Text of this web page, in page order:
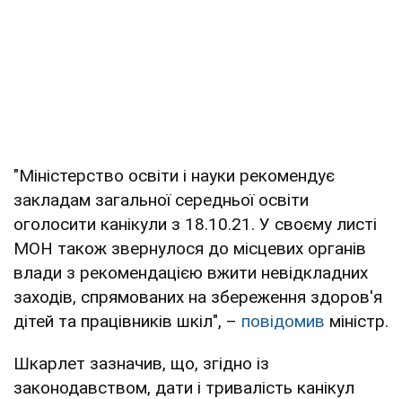
"Міністерство освіти і науки рекомендує
закладам загальної середньої освіти
оголосити канікули з 18.10.21. У своєму листі
МОН також звернулося до місцевих органів
влади з рекомендацією вжити невідкладних
заходів, спрямованих на збереження здоров'я
дітей та працівників шкіл", – повідомив міністр.
Шкарлет зазначив, що, згідно із
законодавством, дати і тривалість канікул